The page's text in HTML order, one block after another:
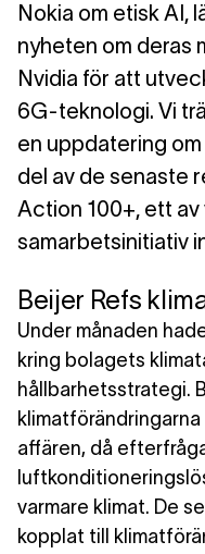
Nokia om etisk AI,
nyheten om deras
Nvidia för att
6G-teknologi. Vi
en uppdatering
del av de senaste
Action 100+, ett av
samarbetsinitiativ
Beijer Refs
Under månaden
kring bolagets
hållbarhetsstrategi.
affären, då
varmare klimat. De
kopplat till